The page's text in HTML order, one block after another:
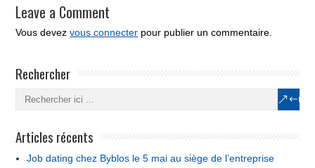
Leave a Comment
Vous devezvous connecter pour publier un commentaire.
Rechercher
Articles récents
Job dating chez Byblos le 5 mai au siège de l’entreprise